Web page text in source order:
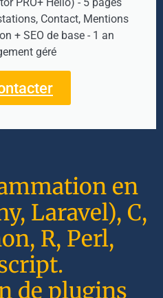
Contact, Mentions
+ SEO de base - 1 an
géré
en
Laravel), C,
R, Perl,
de plugins